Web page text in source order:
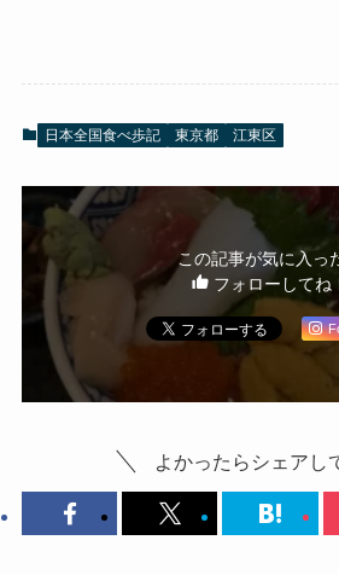
日本全国食べ歩記 東京都 江東区
この記事が気に入っ
フォローしてね
よかったらシェアし